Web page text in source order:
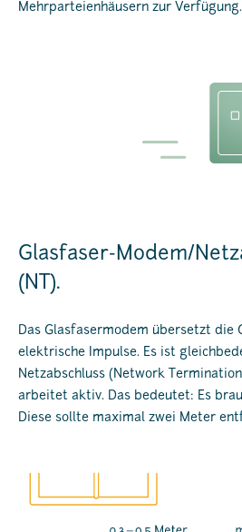
Mehrparteienhäusern zur Verfügung.
Glasfaser-Modem/
(NT).
Das Glasfasermodem übersetzt die
elektrische Impulse. Es ist
Netzabschluss (Network
arbeitet aktiv. Das bedeutet: Es
Diese sollte maximal zwei Meter